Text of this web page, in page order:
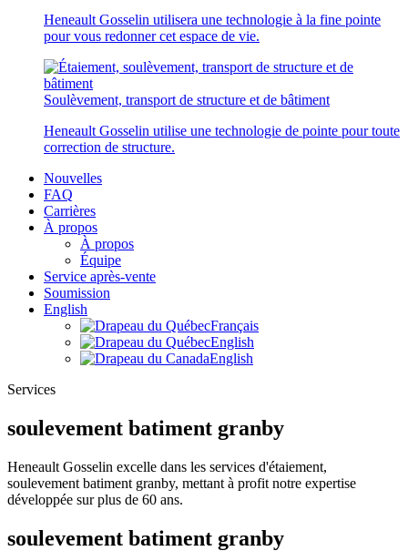
Heneault Gosselin utilisera une technologie à la fine pointe
pour vous redonner cet espace de vie.
Soulèvement, transport de structure et de bâtiment
Heneault Gosselin utilise une technologie de pointe pour toute
correction de structure.
Nouvelles
FAQ
Carrières
À propos
À propos
Équipe
Service après-vente
Soumission
English
Français
English
English
Services
soulevement batiment granby
Heneault Gosselin excelle dans les services d'étaiement,
soulevement batiment granby, mettant à profit notre expertise
développée sur plus de 60 ans.
soulevement batiment granby